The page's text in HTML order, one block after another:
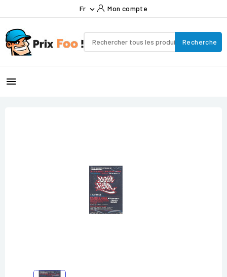
Fr  Mon compte
Recherche
